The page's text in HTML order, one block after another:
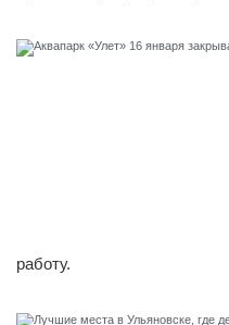
работу.